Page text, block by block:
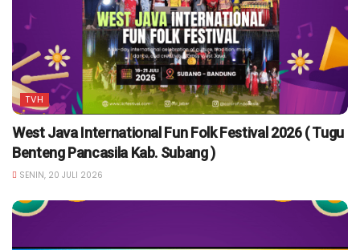
TVH
West Java International Fun Folk Festival 2026 ( Tugu
Benteng Pancasila Kab. Subang )
SENIN, 20 JULI 2026